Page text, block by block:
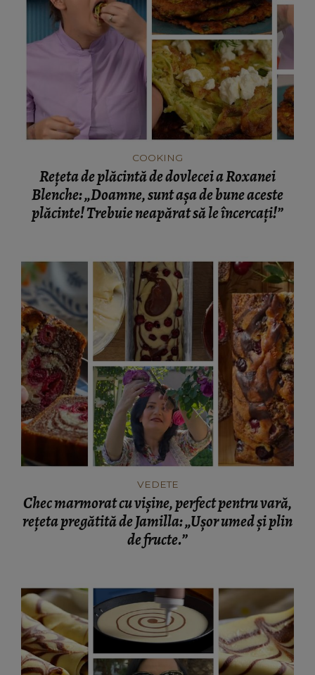
COOKING
Rețeta de plăcintă de dovlecei a Roxanei
Blenche: „Doamne, sunt așa de bune aceste
plăcinte! Trebuie neapărat să le încercați!”
VEDETE
Chec marmorat cu vișine, perfect pentru vară,
rețeta pregătită de Jamilla: „Ușor umed și plin
de fructe.”